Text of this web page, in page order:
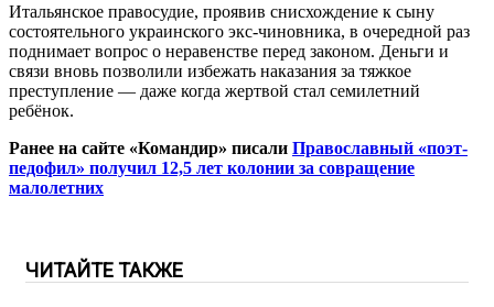
Итальянское правосудие, проявив снисхождение к сыну
состоятельного украинского экс-чиновника, в очередной раз
поднимает вопрос о неравенстве перед законом. Деньги и
связи вновь позволили избежать наказания за тяжкое
преступление — даже когда жертвой стал семилетний
ребёнок.
Ранее на сайте «Командир» писали Православный «поэт-
педофил» получил 12,5 лет колонии за совращение
малолетних
ЧИТАЙТЕ ТАКЖЕ